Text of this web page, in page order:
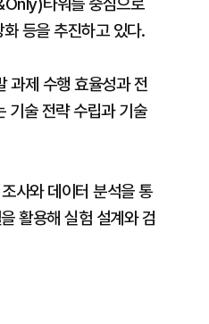
등을 추진하고 있다.
과제 수행 효율성과 전
기술 전략 수립과 기술
사와 데이터 분석을 통
활용해 실험 설계와 검